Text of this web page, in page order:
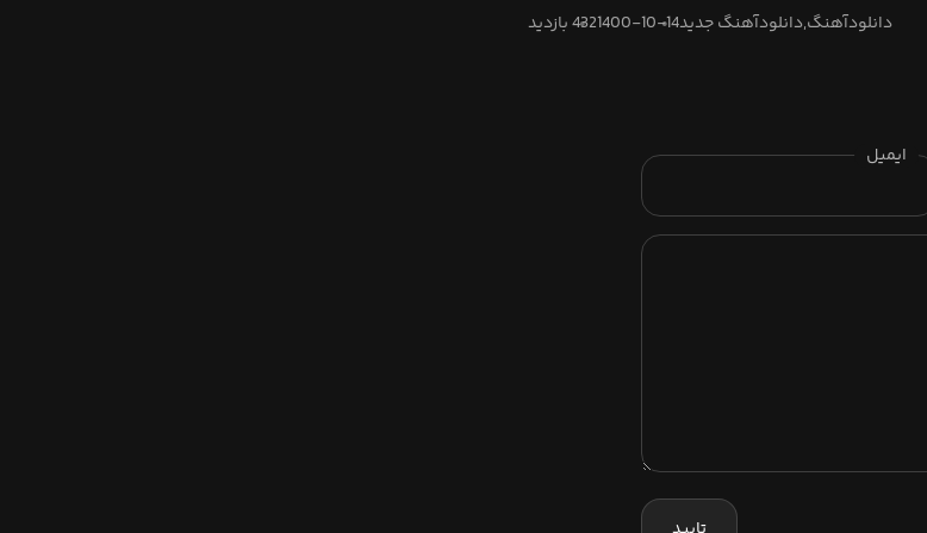
بده ببین چی سر این دله بی تو اومده
دانلودآهنگ,دانلودآهنگ جدید1400-10-14432 بازدید
ایمیل